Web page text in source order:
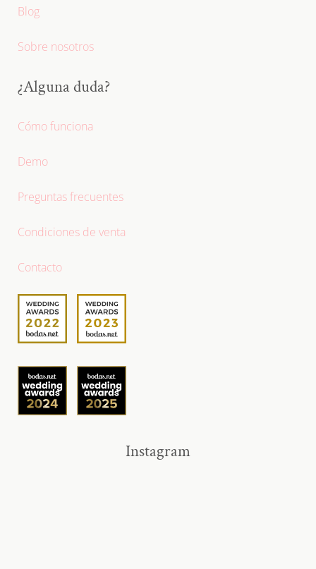
Blog
Sobre nosotros
¿Alguna duda?
Cómo funciona
Demo
Preguntas frecuentes
Condiciones de venta
Contacto
Instagram